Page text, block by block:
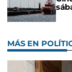
MÁS EN